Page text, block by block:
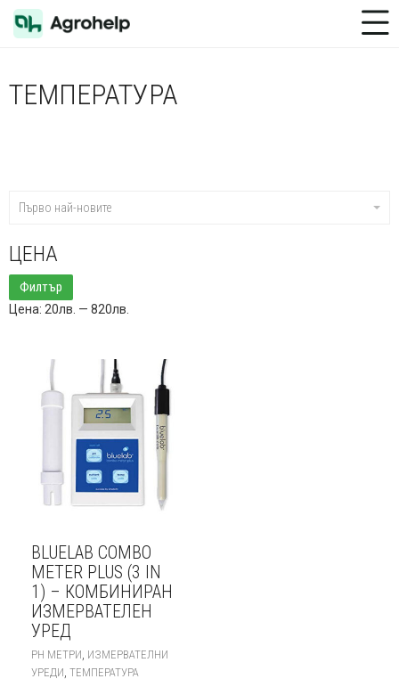
Toggle Menu
ТЕМПЕРАТУРА
Първо най-новите
ЦЕНА
Минимална
цена
Максимална
цена
Филтър
Цена: 20лв. — 820лв.
BLUELAB COMBO
METER PLUS (3 IN
1) – КОМБИНИРАН
ИЗМЕРВАТЕЛЕН
УРЕД
PH МЕТРИ ИЗМЕРВАТЕЛНИ
УРЕДИ ТЕМПЕРАТУРА